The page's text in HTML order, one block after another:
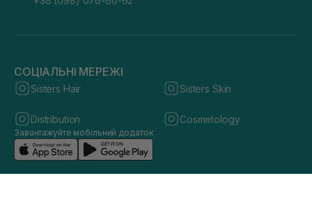
СОЦІАЛЬНІ МЕРЕЖІ
Sisters Hair Sisters Skin
Distribution Cosmetology
Завантажуйте мобільний додаток